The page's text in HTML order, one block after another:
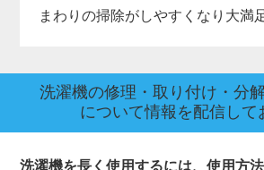
まわりの掃除がしやすくなり大満
洗濯機の修理・取り付け・分
について情報を配信して
洗濯機を長く使用するには、使用方